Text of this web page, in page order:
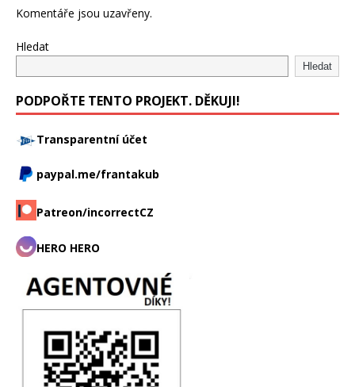
Komentáře jsou uzavřeny.
Hledat
Hledat
PODPOŘTE TENTO PROJEKT. DĚKUJI!
Transparentní účet
paypal.me/frantakub
Patreon/incorrectCZ
HERO HERO